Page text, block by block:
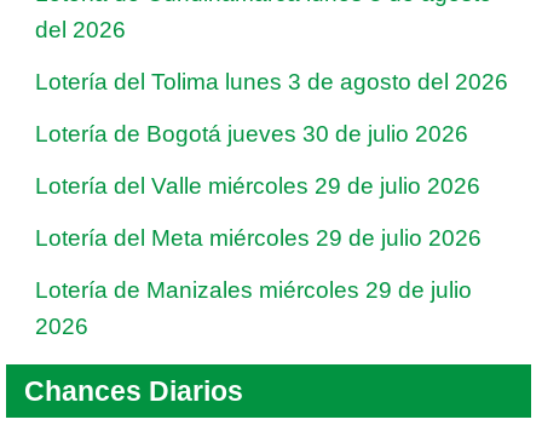
del 2026
Lotería del Tolima lunes 3 de agosto del 2026
Lotería de Bogotá jueves 30 de julio 2026
Lotería del Valle miércoles 29 de julio 2026
Lotería del Meta miércoles 29 de julio 2026
Lotería de Manizales miércoles 29 de julio
2026
Chances Diarios